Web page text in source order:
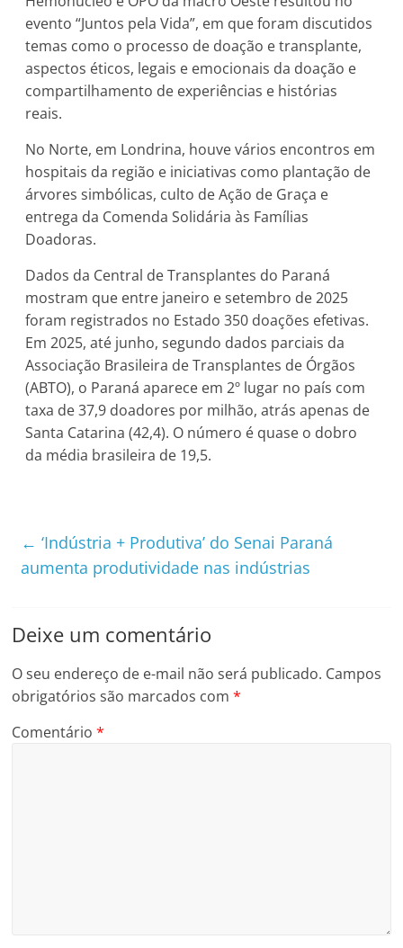
evento “Juntos pela Vida”, em que foram discutidos
temas como o processo de doação e transplante,
aspectos éticos, legais e emocionais da doação e
compartilhamento de experiências e histórias
reais.
No Norte, em Londrina, houve vários encontros em
hospitais da região e iniciativas como plantação de
árvores simbólicas, culto de Ação de Graça e
entrega da Comenda Solidária às Famílias
Doadoras.
Dados da Central de Transplantes do Paraná
mostram que entre janeiro e setembro de 2025
foram registrados no Estado 350 doações efetivas.
Em 2025, até junho, segundo dados parciais da
Associação Brasileira de Transplantes de Órgãos
(ABTO), o Paraná aparece em 2º lugar no país com
taxa de 37,9 doadores por milhão, atrás apenas de
Santa Catarina (42,4). O número é quase o dobro
da média brasileira de 19,5.
← ‘Indústria + Produtiva’ do Senai Paraná
aumenta produtividade nas indústrias
Deixe um comentário
O seu endereço de e-mail não será publicado. Campos
obrigatórios são marcados com*
Comentário*